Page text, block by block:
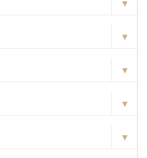
▾
▾
▾
▾
▾